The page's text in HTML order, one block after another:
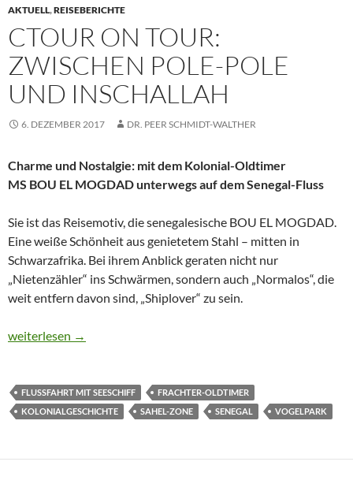
AKTUELL,REISEBERICHTE
CTOUR ON TOUR:
ZWISCHEN POLE-POLE
UND INSCHALLAH
6. DEZEMBER 2017 DR. PEER SCHMIDT-WALTHER
Charme und Nostalgie: mit dem Kolonial-Oldtimer
MS BOU EL MOGDAD unterwegs auf dem Senegal-Fluss
Sie ist das Reisemotiv, die senegalesische BOU EL MOGDAD.
Eine weiße Schönheit aus genietetem Stahl – mitten in
Schwarzafrika. Bei ihrem Anblick geraten nicht nur
„Nietenzähler“ ins Schwärmen, sondern auch „Normalos“, die
weit entfern davon sind, „Shiplover“ zu sein.
CTOUR on Tour: Zwischen Pole-Pole und Inschallah
weiterlesen →
FLUSSFAHRT MIT SEESCHIFF
FRACHTER-OLDTIMER
KOLONIALGESCHICHTE
SAHEL-ZONE SENEGAL VOGELPARK